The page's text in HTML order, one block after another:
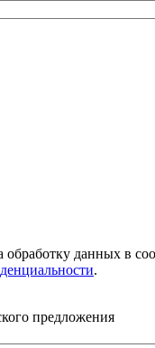
обработку данных в
.
предложения